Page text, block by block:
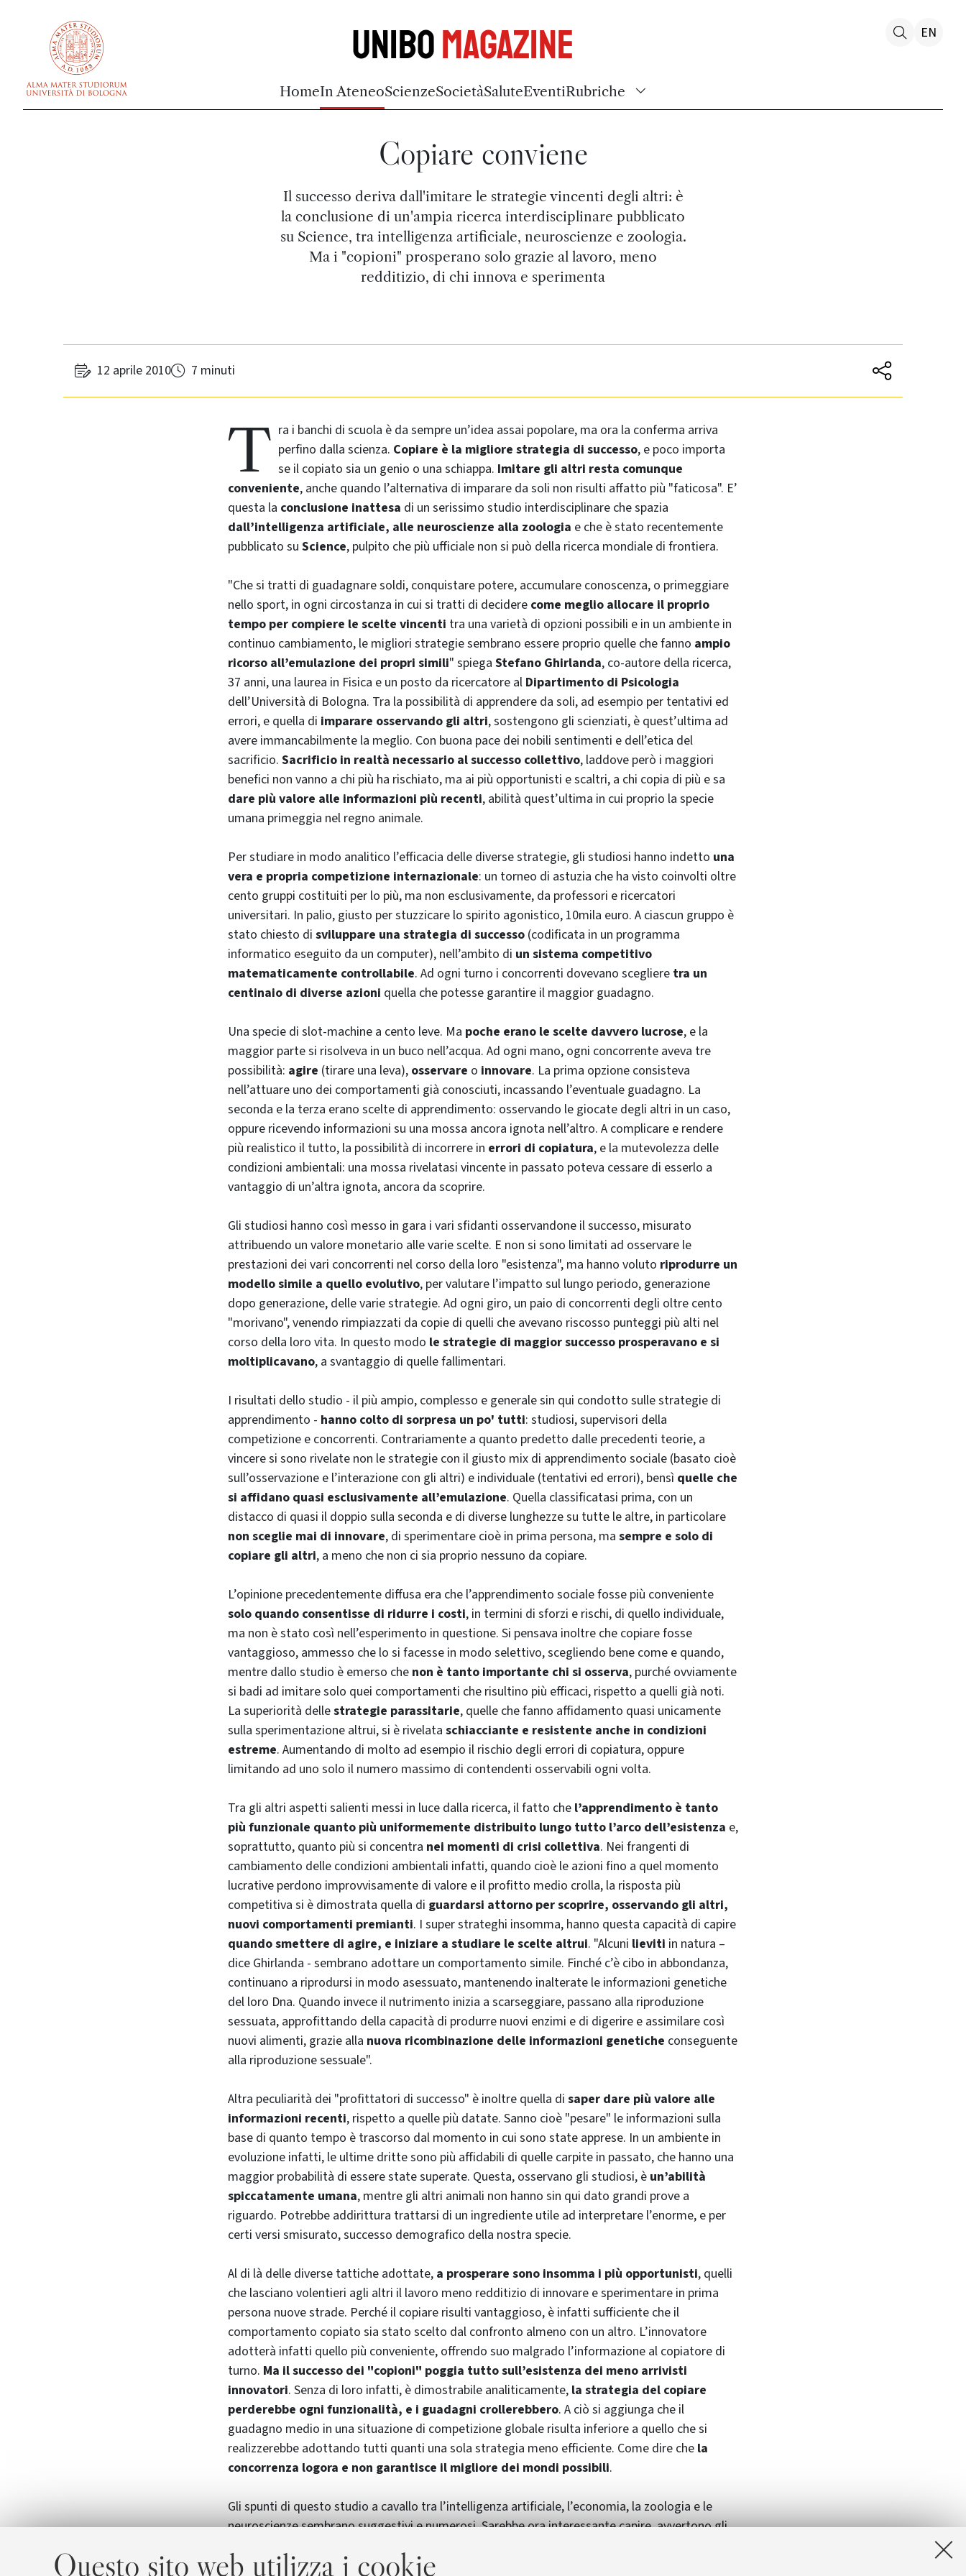
Questo sito web utilizza i cookie
UniboMagazine
HomeIn AteneoScienzeSocietàSaluteEventiRubriche
EN
Copiare conviene
Il successo deriva dall'imitare le strategie vincenti degli altri: è
la conclusione di un'ampia ricerca interdisciplinare pubblicato
su Science, tra intelligenza artificiale, neuroscienze e zoologia.
Ma i "copioni" prosperano solo grazie al lavoro, meno
redditizio, di chi innova e sperimenta
12 aprile 2010 7 minuti
T ra i banchi di scuola è da sempre un’idea assai popolare, ma ora la conferma arriva
perfino dalla scienza. Copiare è la migliore strategia di successo, e poco importa
se il copiato sia un genio o una schiappa. Imitare gli altri resta comunque
conveniente, anche quando l’alternativa di imparare da soli non risulti affatto più "faticosa". E’
questa la conclusione inattesa di un serissimo studio interdisciplinare che spazia
dall’intelligenza artificiale, alle neuroscienze alla zoologia e che è stato recentemente
pubblicato su Science, pulpito che più ufficiale non si può della ricerca mondiale di frontiera.
"Che si tratti di guadagnare soldi, conquistare potere, accumulare conoscenza, o primeggiare
nello sport, in ogni circostanza in cui si tratti di decidere come meglio allocare il proprio
tempo per compiere le scelte vincenti tra una varietà di opzioni possibili e in un ambiente in
continuo cambiamento, le migliori strategie sembrano essere proprio quelle che fanno ampio
ricorso all’emulazione dei propri simili" spiega Stefano Ghirlanda, co-autore della ricerca,
37 anni, una laurea in Fisica e un posto da ricercatore al Dipartimento di Psicologia
dell’Università di Bologna. Tra la possibilità di apprendere da soli, ad esempio per tentativi ed
errori, e quella di imparare osservando gli altri, sostengono gli scienziati, è quest’ultima ad
avere immancabilmente la meglio. Con buona pace dei nobili sentimenti e dell’etica del
sacrificio. Sacrificio in realtà necessario al successo collettivo, laddove però i maggiori
benefici non vanno a chi più ha rischiato, ma ai più opportunisti e scaltri, a chi copia di più e sa
dare più valore alle informazioni più recenti, abilità quest’ultima in cui proprio la specie
umana primeggia nel regno animale.
Per studiare in modo analitico l’efficacia delle diverse strategie, gli studiosi hanno indetto una
vera e propria competizione internazionale: un torneo di astuzia che ha visto coinvolti oltre
cento gruppi costituiti per lo più, ma non esclusivamente, da professori e ricercatori
universitari. In palio, giusto per stuzzicare lo spirito agonistico, 10mila euro. A ciascun gruppo è
stato chiesto di sviluppare una strategia di successo (codificata in un programma
informatico eseguito da un computer), nell’ambito di un sistema competitivo
matematicamente controllabile. Ad ogni turno i concorrenti dovevano scegliere tra un
centinaio di diverse azioni quella che potesse garantire il maggior guadagno.
Una specie di slot-machine a cento leve. Ma poche erano le scelte davvero lucrose, e la
maggior parte si risolveva in un buco nell’acqua. Ad ogni mano, ogni concorrente aveva tre
possibilità: agire (tirare una leva), osservare o innovare. La prima opzione consisteva
nell’attuare uno dei comportamenti già conosciuti, incassando l’eventuale guadagno. La
seconda e la terza erano scelte di apprendimento: osservando le giocate degli altri in un caso,
oppure ricevendo informazioni su una mossa ancora ignota nell’altro. A complicare e rendere
più realistico il tutto, la possibilità di incorrere in errori di copiatura, e la mutevolezza delle
condizioni ambientali: una mossa rivelatasi vincente in passato poteva cessare di esserlo a
vantaggio di un’altra ignota, ancora da scoprire.
Gli studiosi hanno così messo in gara i vari sfidanti osservandone il successo, misurato
attribuendo un valore monetario alle varie scelte. E non si sono limitati ad osservare le
prestazioni dei vari concorrenti nel corso della loro "esistenza", ma hanno voluto riprodurre un
modello simile a quello evolutivo, per valutare l’impatto sul lungo periodo, generazione
dopo generazione, delle varie strategie. Ad ogni giro, un paio di concorrenti degli oltre cento
"morivano", venendo rimpiazzati da copie di quelli che avevano riscosso punteggi più alti nel
corso della loro vita. In questo modo le strategie di maggior successo prosperavano e si
moltiplicavano, a svantaggio di quelle fallimentari.
I risultati dello studio - il più ampio, complesso e generale sin qui condotto sulle strategie di
apprendimento - hanno colto di sorpresa un po' tutti: studiosi, supervisori della
competizione e concorrenti. Contrariamente a quanto predetto dalle precedenti teorie, a
vincere si sono rivelate non le strategie con il giusto mix di apprendimento sociale (basato cioè
sull’osservazione e l’interazione con gli altri) e individuale (tentativi ed errori), bensì quelle che
si affidano quasi esclusivamente all’emulazione. Quella classificatasi prima, con un
distacco di quasi il doppio sulla seconda e di diverse lunghezze su tutte le altre, in particolare
non sceglie mai di innovare, di sperimentare cioè in prima persona, ma sempre e solo di
copiare gli altri, a meno che non ci sia proprio nessuno da copiare.
L’opinione precedentemente diffusa era che l’apprendimento sociale fosse più conveniente
solo quando consentisse di ridurre i costi, in termini di sforzi e rischi, di quello individuale,
ma non è stato così nell’esperimento in questione. Si pensava inoltre che copiare fosse
vantaggioso, ammesso che lo si facesse in modo selettivo, scegliendo bene come e quando,
mentre dallo studio è emerso che non è tanto importante chi si osserva, purché ovviamente
si badi ad imitare solo quei comportamenti che risultino più efficaci, rispetto a quelli già noti.
La superiorità dellestrategie parassitarie, quelle che fanno affidamento quasi unicamente
sulla sperimentazione altrui, si è rivelata schiacciante e resistente anche in condizioni
estreme. Aumentando di molto ad esempio il rischio degli errori di copiatura, oppure
limitando ad uno solo il numero massimo di contendenti osservabili ogni volta.
Tra gli altri aspetti salienti messi in luce dalla ricerca, il fatto che l’apprendimento è tanto
più funzionale quanto più uniformemente distribuito lungo tutto l’arco dell’esistenza e,
soprattutto, quanto più si concentra nei momenti di crisi collettiva. Nei frangenti di
cambiamento delle condizioni ambientali infatti, quando cioè le azioni fino a quel momento
lucrative perdono improvvisamente di valore e il profitto medio crolla, la risposta più
competitiva si è dimostrata quella di guardarsi attorno per scoprire, osservando gli altri,
nuovi comportamenti premianti. I super strateghi insomma, hanno questa capacità di capire
quando smettere di agire, e iniziare a studiare le scelte altrui. "Alcuni lieviti in natura –
dice Ghirlanda - sembrano adottare un comportamento simile. Finché c’è cibo in abbondanza,
continuano a riprodursi in modo asessuato, mantenendo inalterate le informazioni genetiche
del loro Dna. Quando invece il nutrimento inizia a scarseggiare, passano alla riproduzione
sessuata, approfittando della capacità di produrre nuovi enzimi e di digerire e assimilare così
nuovi alimenti, grazie alla nuova ricombinazione delle informazioni genetiche conseguente
alla riproduzione sessuale".
Altra peculiarità dei "profittatori di successo" è inoltre quella di saper dare più valore alle
informazioni recenti, rispetto a quelle più datate. Sanno cioè "pesare" le informazioni sulla
base di quanto tempo è trascorso dal momento in cui sono state apprese. In un ambiente in
evoluzione infatti, le ultime dritte sono più affidabili di quelle carpite in passato, che hanno una
maggior probabilità di essere state superate. Questa, osservano gli studiosi, è un’abilità
spiccatamente umana, mentre gli altri animali non hanno sin qui dato grandi prove a
riguardo. Potrebbe addirittura trattarsi di un ingrediente utile ad interpretare l’enorme, e per
certi versi smisurato, successo demografico della nostra specie.
Al di là delle diverse tattiche adottate, a prosperare sono insomma i più opportunisti, quelli
che lasciano volentieri agli altri il lavoro meno redditizio di innovare e sperimentare in prima
persona nuove strade. Perché il copiare risulti vantaggioso, è infatti sufficiente che il
comportamento copiato sia stato scelto dal confronto almeno con un altro. L’innovatore
adotterà infatti quello più conveniente, offrendo suo malgrado l’informazione al copiatore di
turno. Ma il successo dei "copioni" poggia tutto sull’esistenza dei meno arrivisti
innovatori. Senza di loro infatti, è dimostrabile analiticamente, la strategia del copiare
perderebbe ogni funzionalità, e i guadagni crollerebbero. A ciò si aggiunga che il
guadagno medio in una situazione di competizione globale risulta inferiore a quello che si
realizzerebbe adottando tutti quanti una sola strategia meno efficiente. Come dire che la
concorrenza logora e non garantisce il migliore dei mondi possibili.
Gli spunti di questo studio a cavallo tra l’intelligenza artificiale, l’economia, la zoologia e le
neuroscienze sembrano suggestivi e numerosi. Sarebbe ora interessante capire, avvertono gli
cosa accadrebbe in ambienti complessi in cui le strategie risultate vincenti in questo caso non